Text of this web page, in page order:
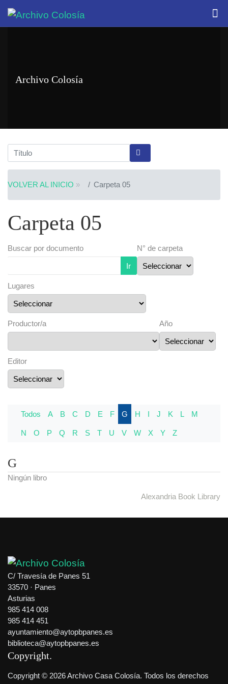
Archivo Colosía
VOLVER AL INICIO » Carpeta 05
Carpeta 05
Buscar por documento
Ir
N° de carpeta
Lugares
Productor/a Año
Editor
Todos A B C D E F G H I J K L M
N O P Q R S T U V W X Y Z
G
Ningún libro
Alexandria Book Library
C/ Travesía de Panes 51
33570 · Panes
Asturias
985 414 008
985 414 451
ayuntamiento@aytopbpanes.es
biblioteca@aytopbpanes.es
Copyright
Copyright © 2026 Archivo Casa Colosía. Todos los derechos